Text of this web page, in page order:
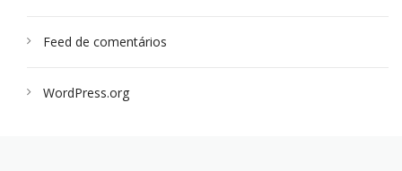
Feed de comentários
WordPress.org